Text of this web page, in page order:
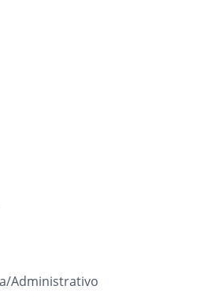
Administrativo